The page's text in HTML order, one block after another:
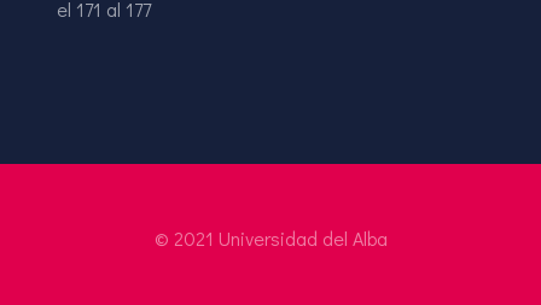
el 171 al 177
© 2021 Universidad del Alba